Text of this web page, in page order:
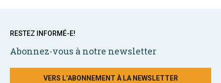
RESTEZ INFORMÉ-E!
Abonnez-vous à notre newsletter
VERS L’ABONNEMENT À LA NEWSLETTER